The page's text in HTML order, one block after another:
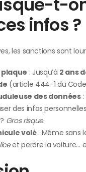
infos ?
les sanctions sont
: Jusqu’à 2 ans
(article 444-1 du
des données:
des infos
Gros risque.
volé: Même sans
et perdre la voiture…